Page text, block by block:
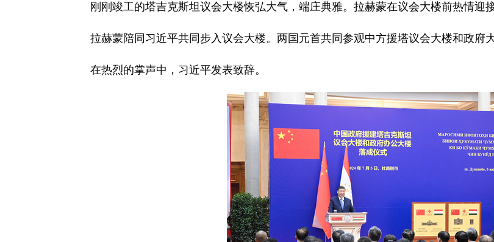
刚刚竣工的塔吉克斯坦议会大楼恢弘大气，端庄典雅。拉赫蒙在议会大楼前热情迎
拉赫蒙陪同习近平共同步入议会大楼。两国元首共同参观中方援塔议会大楼和政府
在热烈的掌声中，习近平发表致辞。